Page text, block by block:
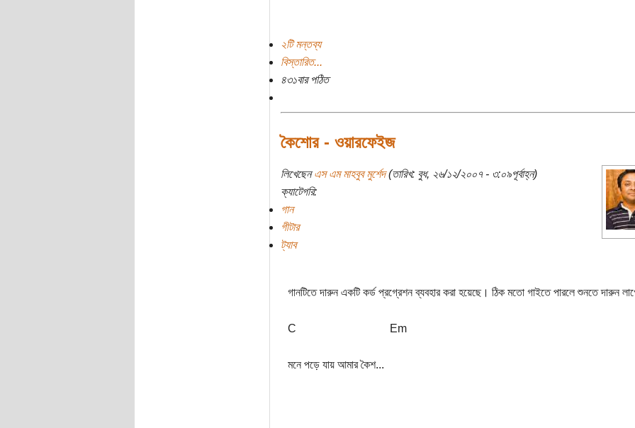
২টি মন্তব্য
বিস্তারিত...
৪৩১বার পঠিত
কৈশোর - ওয়ারফেইজ
লিখেছেনএস এম মাহবুব মুর্শেদ(তারিখ: বুধ, ২৬/১২/২০০৭ - ৩:০৯পূর্বাহ্ন)
ক্যাটেগরি:
গান
গীটার
ট্যাব
গানটিতে দারুন একটি কর্ড প্রগ্রেশন ব্যবহার করা হয়েছে। ঠিক মতো গাইতে পারলে শুনতে দারুন
C Em
মনে পড়ে যায় আমার কৈশ...